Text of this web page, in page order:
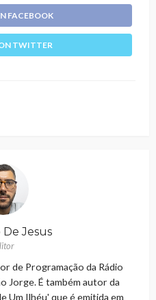
FACEBOOK
TWITTER
Jesus
de Programação da Rádio
Jorge. É também autor da
Um Ilhéu' que é emitida em